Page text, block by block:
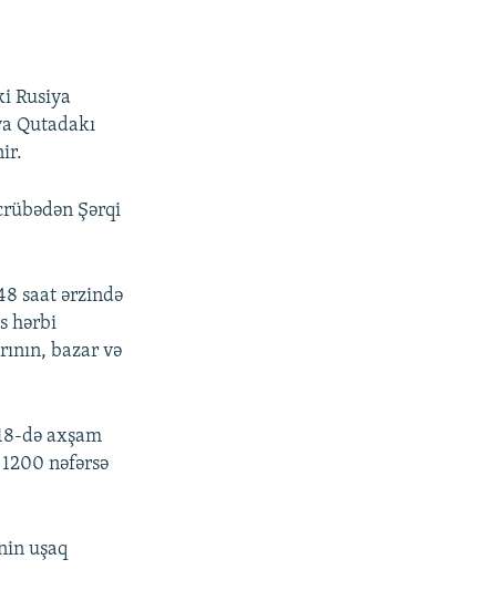
Rusiya
Qutadakı
Şərqi
saat ərzində
hərbi
bazar və
də axşam
nəfərsə
uşaq